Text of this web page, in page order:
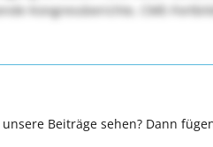
Kongressberichte, CME-
Beiträge sehen? Dann